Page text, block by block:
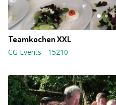
Teamkochen XXL
CG Events - 15210